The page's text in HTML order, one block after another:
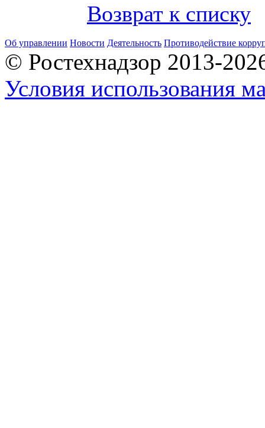
Возврат к списку
Об управлении Новости Деятельность Противодействие
© Ростехнадзор 2013-
Условия использования